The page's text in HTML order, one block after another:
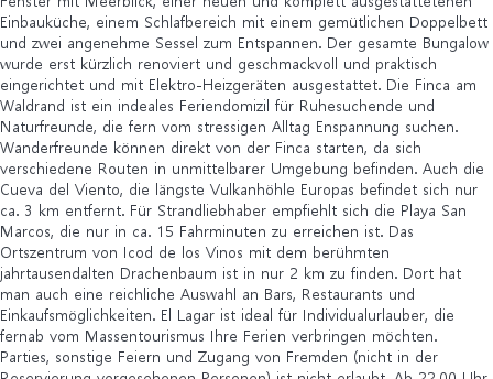
Einbauküche, einem Schlafbereich mit einem gemütlichen Doppelbett
und zwei angenehme Sessel zum Entspannen. Der gesamte Bungalow
wurde erst kürzlich renoviert und geschmackvoll und praktisch
eingerichtet und mit Elektro-Heizgeräten ausgestattet. Die Finca am
Waldrand ist ein indeales Feriendomizil für Ruhesuchende und
Naturfreunde, die fern vom stressigen Alltag Enspannung suchen.
Wanderfreunde können direkt von der Finca starten, da sich
verschiedene Routen in unmittelbarer Umgebung befinden. Auch die
Cueva del Viento, die längste Vulkanhöhle Europas befindet sich nur
ca. 3 km entfernt. Für Strandliebhaber empfiehlt sich die Playa San
Marcos, die nur in ca. 15 Fahrminuten zu erreichen ist. Das
Ortszentrum von Icod de los Vinos mit dem berühmten
jahrtausendalten Drachenbaum ist in nur 2 km zu finden. Dort hat
man auch eine reichliche Auswahl an Bars, Restaurants und
Einkaufsmöglichkeiten. El Lagar ist ideal für Individualurlauber, die
fernab vom Massentourismus Ihre Ferien verbringen möchten.
Parties, sonstige Feiern und Zugang von Fremden (nicht in der